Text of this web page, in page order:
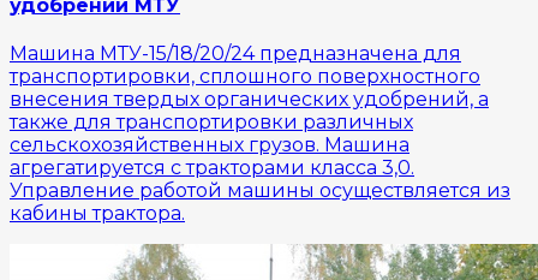
удобрений МТУ
Машина МТУ-15/18/20/24 предназначена для
транспортировки, сплошного поверхностного
внесения твердых органических удобрений, а
также для транспортировки различных
сельскохозяйственных грузов. Машина
агрегатируется с тракторами класса 3,0.
Управление работой машины осуществляется из
кабины трактора.